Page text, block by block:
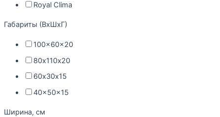
Royal Clima
Габариты (ВxШxГ)
100x60x20
80х110х20
60х30х15
40x50x15
Ширина, см